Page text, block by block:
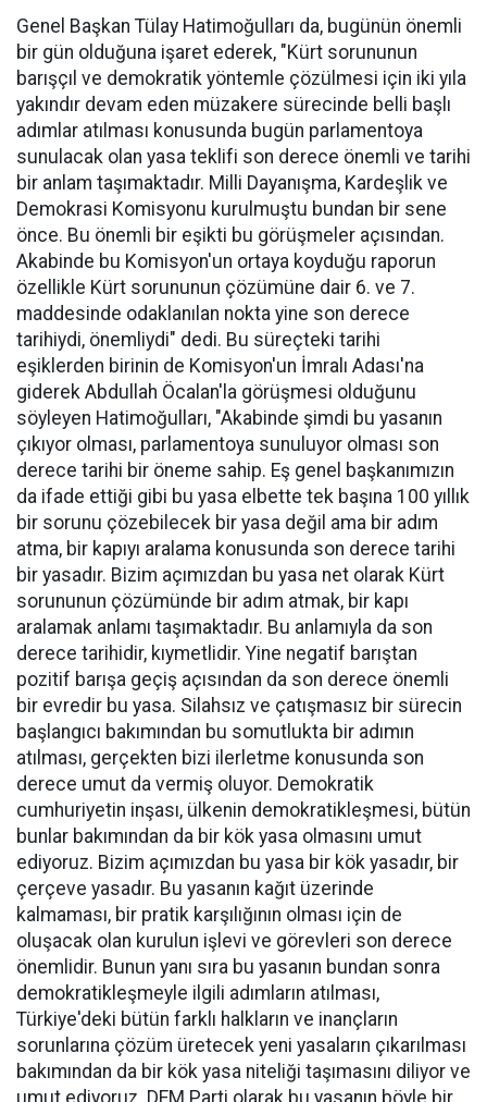
Genel Başkan Tülay Hatimoğulları da, bugünün önemli
bir gün olduğuna işaret ederek, "Kürt sorununun
barışçıl ve demokratik yöntemle çözülmesi için iki yıla
yakındır devam eden müzakere sürecinde belli başlı
adımlar atılması konusunda bugün parlamentoya
sunulacak olan yasa teklifi son derece önemli ve tarihi
bir anlam taşımaktadır. Milli Dayanışma, Kardeşlik ve
Demokrasi Komisyonu kurulmuştu bundan bir sene
önce. Bu önemli bir eşikti bu görüşmeler açısından.
Akabinde bu Komisyon'un ortaya koyduğu raporun
özellikle Kürt sorununun çözümüne dair 6. ve 7.
maddesinde odaklanılan nokta yine son derece
tarihiydi, önemliydi" dedi. Bu süreçteki tarihi
eşiklerden birinin de Komisyon'un İmralı Adası'na
giderek Abdullah Öcalan'la görüşmesi olduğunu
söyleyen Hatimoğulları, "Akabinde şimdi bu yasanın
çıkıyor olması, parlamentoya sunuluyor olması son
derece tarihi bir öneme sahip. Eş genel başkanımızın
da ifade ettiği gibi bu yasa elbette tek başına 100 yıllık
bir sorunu çözebilecek bir yasa değil ama bir adım
atma, bir kapıyı aralama konusunda son derece tarihi
bir yasadır. Bizim açımızdan bu yasa net olarak Kürt
sorununun çözümünde bir adım atmak, bir kapı
aralamak anlamı taşımaktadır. Bu anlamıyla da son
derece tarihidir, kıymetlidir. Yine negatif barıştan
pozitif barışa geçiş açısından da son derece önemli
bir evredir bu yasa. Silahsız ve çatışmasız bir sürecin
başlangıcı bakımından bu somutlukta bir adımın
atılması, gerçekten bizi ilerletme konusunda son
derece umut da vermiş oluyor. Demokratik
cumhuriyetin inşası, ülkenin demokratikleşmesi, bütün
bunlar bakımından da bir kök yasa olmasını umut
ediyoruz. Bizim açımızdan bu yasa bir kök yasadır, bir
çerçeve yasadır. Bu yasanın kağıt üzerinde
kalmaması, bir pratik karşılığının olması için de
oluşacak olan kurulun işlevi ve görevleri son derece
önemlidir. Bunun yanı sıra bu yasanın bundan sonra
demokratikleşmeyle ilgili adımların atılması,
Türkiye'deki bütün farklı halkların ve inançların
sorunlarına çözüm üretecek yeni yasaların çıkarılması
bakımından da bir kök yasa niteliği taşımasını diliyor ve
umut ediyoruz. DEM Parti olarak bu yasanın böyle bir